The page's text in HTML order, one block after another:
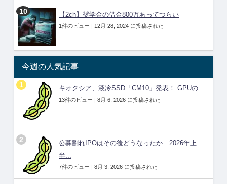
【2ch】奨学金の借金800万あってつらい
1件のビュー | 12月 28, 2024 に投稿された
今週の人気記事
キオクシア、液冷SSD「CM10」発表！ GPUの...
13件のビュー | 8月 6, 2026 に投稿された
公募割れIPOはその後どうなったか｜2026年上
半...
7件のビュー | 8月 3, 2026 に投稿された